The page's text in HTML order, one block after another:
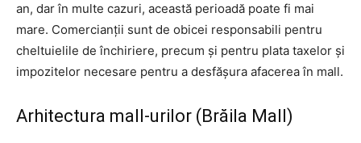
an, dar în multe cazuri, această perioadă poate fi mai
mare. Comercianții sunt de obicei responsabili pentru
cheltuielile de închiriere, precum și pentru plata taxelor și
impozitelor necesare pentru a desfășura afacerea în mall.
Arhitectura mall-urilor (Brăila Mall)